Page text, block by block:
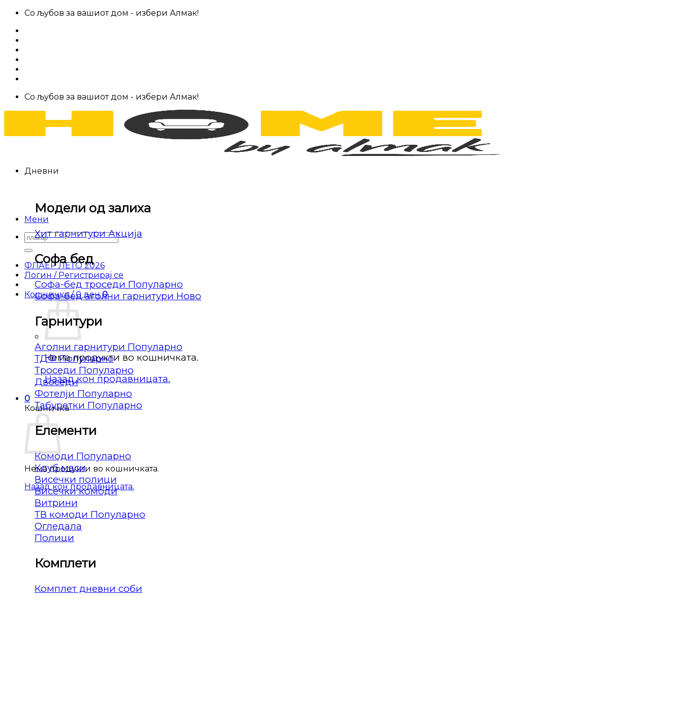
Skip
content
Со љубов за вашиот дом - избери Алмак!
Со љубов за вашиот дом - избери Алмак!
Мени
Барај
за:
ФЛАЕР ЛЕТО 2026
Логин / Регистрирај се
Кошничка /0 ден 0
Нема продукти во кошничката.
Назад кон продавницата.
0
Кошничка
Нема продукти во кошничката.
Назад кон продавницата.
Дневни
Модели од залиха
Хит гарнитури
Софа бед
Софа-бед троседи
Софа-бед аголни гарнитури
Гарнитури
Аголни гарнитури
ТДФ
Троседи
Двоседи
Фотелји
Табуретки
Елементи
Комоди
Клуб маси
Висечки полици
Висечки комоди
Витрини
ТВ комоди
Огледала
Полици
Комплети
Комплет дневни соби